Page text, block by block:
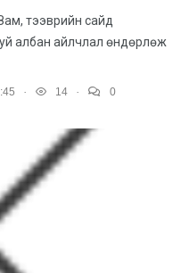
тээврийн сайд
албан айлчлал өндөрлөж
. 14 . 0